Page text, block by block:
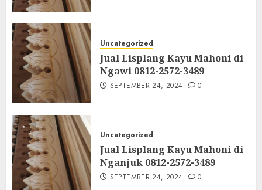
Uncategorized
Jual Lisplang Kayu Mahoni di
Ngawi 0812-2572-3489
SEPTEMBER 24, 2024 0
Uncategorized
Jual Lisplang Kayu Mahoni di
Nganjuk 0812-2572-3489
SEPTEMBER 24, 2024 0